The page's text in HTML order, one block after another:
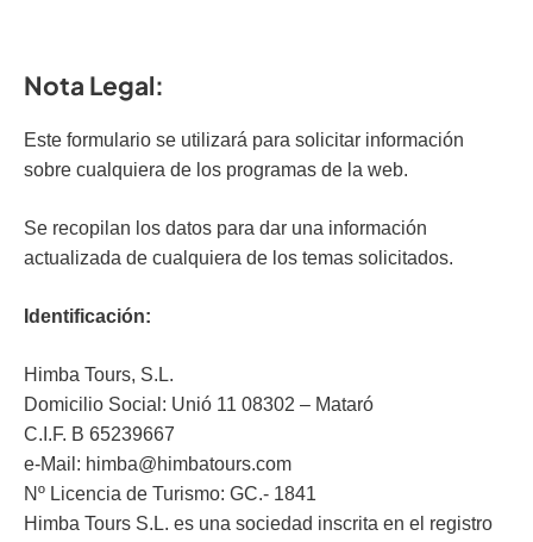
Nota Legal:
Este formulario se utilizará para solicitar información
sobre cualquiera de los programas de la web.
Se recopilan los datos para dar una información
actualizada de cualquiera de los temas solicitados.
Identificación:
Himba Tours, S.L.
Domicilio Social: Unió 11 08302 – Mataró
C.I.F. B 65239667
e-Mail: himba@himbatours.com
Nº Licencia de Turismo: GC.- 1841
Himba Tours S.L. es una sociedad inscrita en el registro